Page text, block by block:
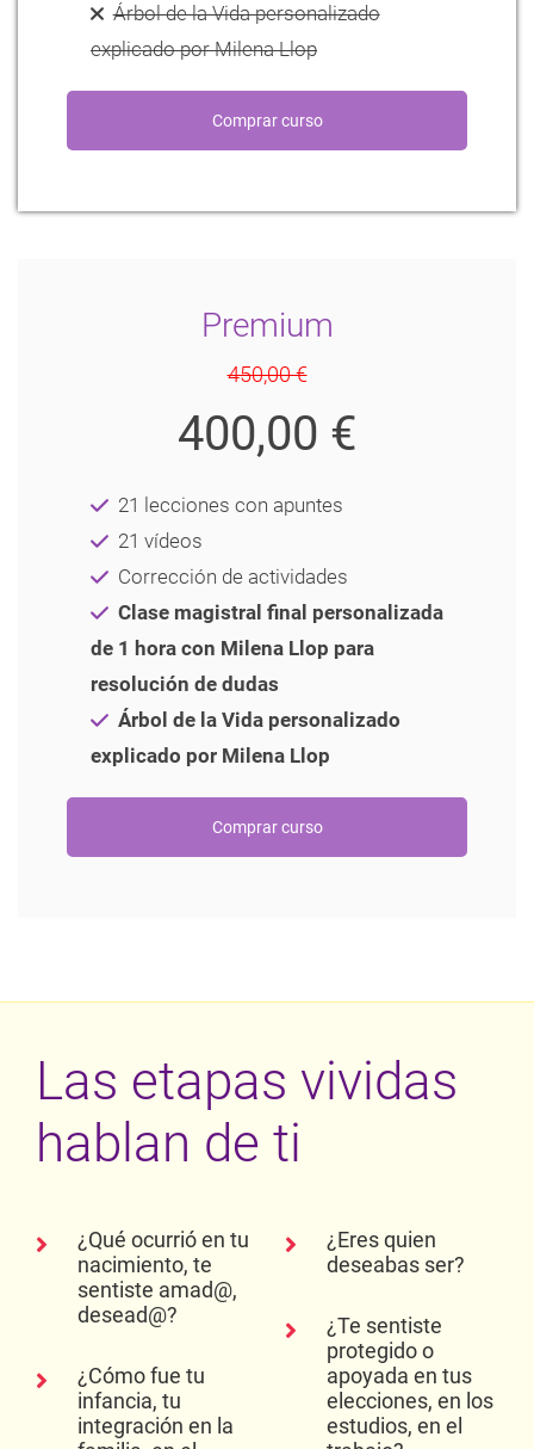
Árbol de la Vida personalizado
explicado por Milena Llop
Premium
450,00 €
400,00 €
21 lecciones con apuntes
21 vídeos
Corrección de actividades
Clase magistral final personalizada
de 1 hora con Milena Llop para
resolución de dudas
Árbol de la Vida personalizado
explicado por Milena Llop
Las etapas vividas
hablan de ti
¿Qué ocurrió en tu
nacimiento, te
sentiste amad@,
desead@?
¿Cómo fue tu
infancia, tu
integración en la
¿Eres quien
deseabas ser?
¿Te sentiste
protegido o
apoyada en tus
elecciones, en los
estudios, en el